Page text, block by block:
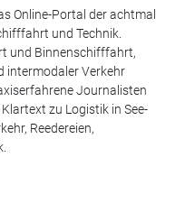
Online-Portal der achtmal
und Technik.
und Binnenschifffahrt,
intermodaler Verkehr
Journalisten
zu Logistik in See-
Reedereien,